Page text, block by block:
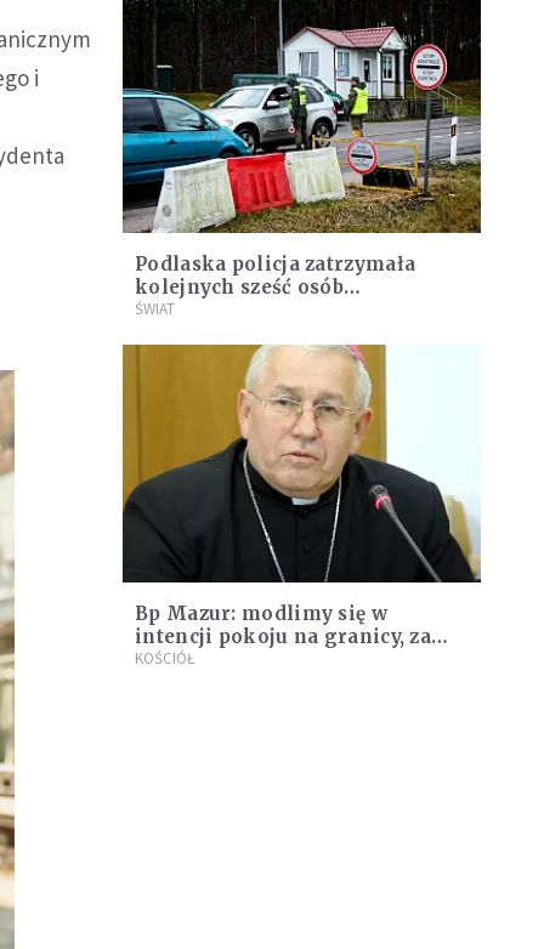
i
Podlaska policja zatrzymała
kolejnych sześć osób
przewożących migrantów
ŚWIAT
Bp Mazur: modlimy się w
intencji pokoju na granicy, za
służby mundurowe i migrantów
KOŚCIÓŁ